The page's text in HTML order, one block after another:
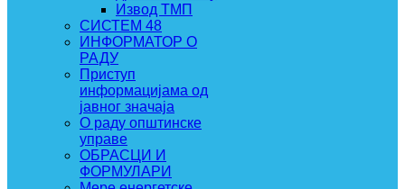
Извод ТМП
СИСТЕМ 48
ИНФОРМАТОР О
РАДУ
Приступ
информацијама од
јавног значаја
О раду општинске
управе
ОБРАСЦИ И
ФОРМУЛАРИ